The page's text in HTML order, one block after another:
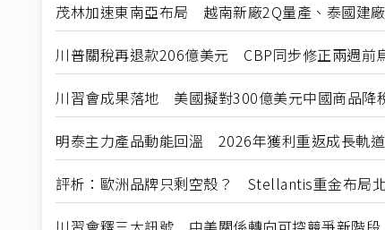
茂林加速東南亞布局 越南新廠2Q量產、泰國建
川普關稅再退款206億美元 CBP同步修正兩週前
川習會成果落地 美國擬對300億美元中國商品降
明泰主力產品動能回溫 2026年獲利重返成長軌道
評析：歐洲品牌只剩空殼？ Stellantis重金布局